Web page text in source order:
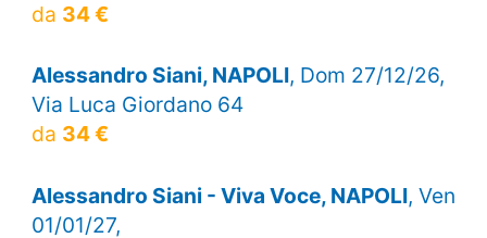
da 34 €
Alessandro Siani, NAPOLI, Dom 27/12/26,
Via Luca Giordano 64
da 34 €
Alessandro Siani - Viva Voce, NAPOLI, Ven
01/01/27,